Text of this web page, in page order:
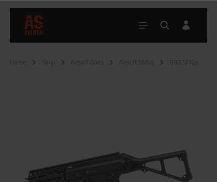
Home Shop Airsoft Guns Airsoft SMGs GBB SMGs